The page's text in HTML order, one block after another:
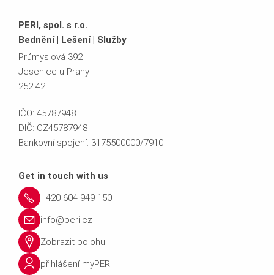
PERI, spol. s r.o.
Bednění | Lešení | Služby
Průmyslová 392
Jesenice u Prahy
252 42
IČO: 45787948
DIČ: CZ45787948
Bankovní spojení: 3175500000/7910
Get in touch with us
+420 604 949 150
info@peri.cz
Zobrazit polohu
přihlášení myPERI